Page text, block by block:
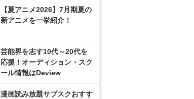
【夏アニメ2026】7月期夏の
新アニメを一挙紹介！
芸能界を志す10代～20代を
応援！オーディション・スク
ール情報はDeview
漫画読み放題サブスクおすす